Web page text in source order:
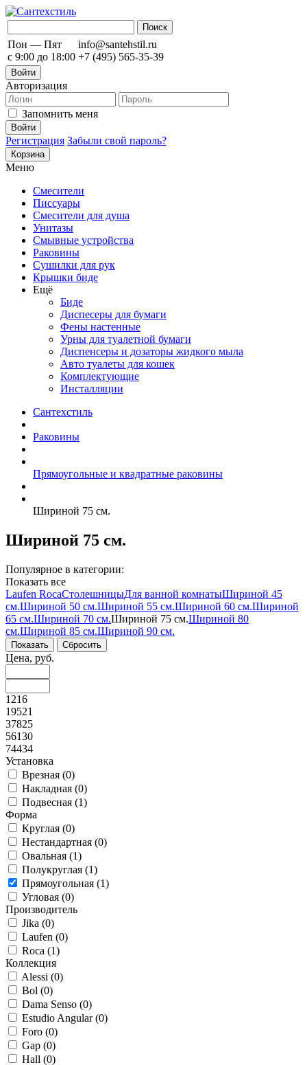
Пон — Пят
с 9:00 до 18:00
info@santehstil.ru
+7 (495) 565-35-39
Войти
Авторизация
Запомнить меня
Регистрация Забыли свой пароль?
Корзина
Меню
Смесители
Писсуары
Смесители для душа
Унитазы
Смывные устройства
Раковины
Сушилки для рук
Крышки биде
Ещё
Биде
Диспесеры для бумаги
Фены настенные
Урны для туалетной бумаги
Диспенсеры и дозаторы жидкого мыла
Авто туалеты для кошек
Комплектующие
Инсталляции
Сантехстиль
Раковины
Прямоугольные и квадратные раковины
Шириной 75 см.
Шириной 75 см.
Популярное в категории:
Показать все
Laufen RocaСтолешницыДля ванной комнатыШириной 45
см.Шириной 50 см.Шириной 55 см.Шириной 60 см.Шириной
65 см.Шириной 70 см.Шириной 75 см.Шириной 80
см.Шириной 85 см.Шириной 90 см.
Цена, руб.
1216
19521
37825
56130
74434
Установка
Врезная (0)
Накладная (0)
Подвесная (1)
Форма
Круглая (0)
Нестандартная (0)
Овальная (1)
Полукруглая (1)
Прямоугольная (1)
Угловая (0)
Производитель
Jika (0)
Laufen (0)
Roca (1)
Коллекция
Alessi (0)
Bol (0)
Dama Senso (0)
Estudio Angular (0)
Foro (0)
Gap (0)
Hall (0)